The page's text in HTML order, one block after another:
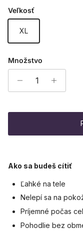
Veľkosť
XL
Množstvo
Ako sa budeš cítiť
Ľahké na tele
Nelepí sa na
Príjemné počas
Pohodlie bez